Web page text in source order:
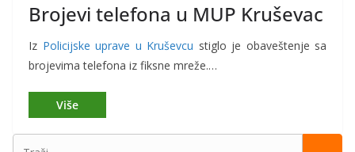
Brojevi telefona u MUP Kruševac
Iz Policijske uprave u Kruševcu stiglo je obaveštenje sa
brojevima telefona iz fiksne mreže.…